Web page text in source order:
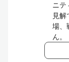
ニテ
見
場、
ん。